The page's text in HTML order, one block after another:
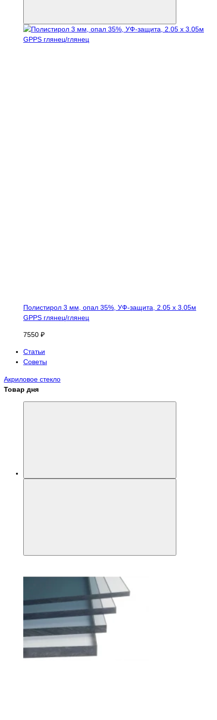
Полистирол 3 мм, опал 35%, УФ-защита, 2.05 х 3.05м
GPPS глянец/глянец
7550 ₽
Статьи
Советы
Акриловое стекло
Товар дня